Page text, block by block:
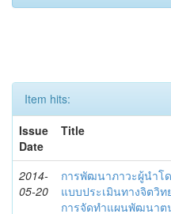
Item hits:
Issue
Date
Title
2014-
05-20
การพัฒนาภาวะผู้นำโ
แบบประเมินทางจิตวิท
การจัดทำแผนพัฒนาต